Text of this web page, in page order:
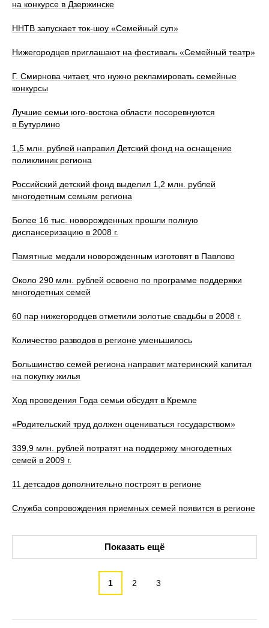
на конкурсе в Дзержинске
ННТВ запускает ток-шоу «Семейный суп»
Нижегородцев приглашают на фестиваль «Семейный театр»
Г. Смирнова читает, что нужно рекламировать семейные
конкурсы
Лучшие семьи юго-востока области посоревнуются
в Бутурлино
1,5 млн. рублей направил Детский фонд на оснащение
поликлиник региона
Российский детский фонд выделил 1,2 млн. рублей
многодетным семьям региона
Более 16 тыс. новорожденных прошли полную
диспансеризацию в 2008 г.
Памятные медали новорожденным изготовят в Павлово
Около 290 млн. рублей освоено по программе поддержки
многодетных семей
60 пар нижегородцев отметили золотые свадьбы в 2008 г.
Количество разводов в регионе уменьшилось
Большинство семей региона направит материнский капитал
на покупку жилья
Ход проведения Года семьи обсудят в Кремле
«Родительский труд должен оцениваться государством»
339,9 млн. рублей потратят на поддержку многодетных
семей в 2009 г.
11 детсадов дополнительно построят в регионе
Служба сопровождения приемных семей появится в регионе
Показать ещё
1 2 3